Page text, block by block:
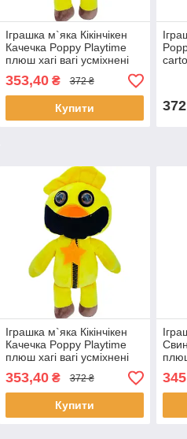
Іграшка м`яка Кікінчікен
Качечка Poppy Playtime
плюш хагі вагі усміхнені
тварини Україна
32*22*8см (00517-81)
353,40₴ 372 ₴
Купити 372
Іграшка м`яка Кікінчікен
Качечка Poppy Playtime
плюш хагі вагі усміхнені
32*22*8см (00517-81)
353,40₴ 372 ₴
Купити
345